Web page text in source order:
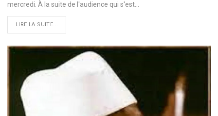
mercredi. À la suite de l'audience qui s'est…
LIRE LA SUITE...